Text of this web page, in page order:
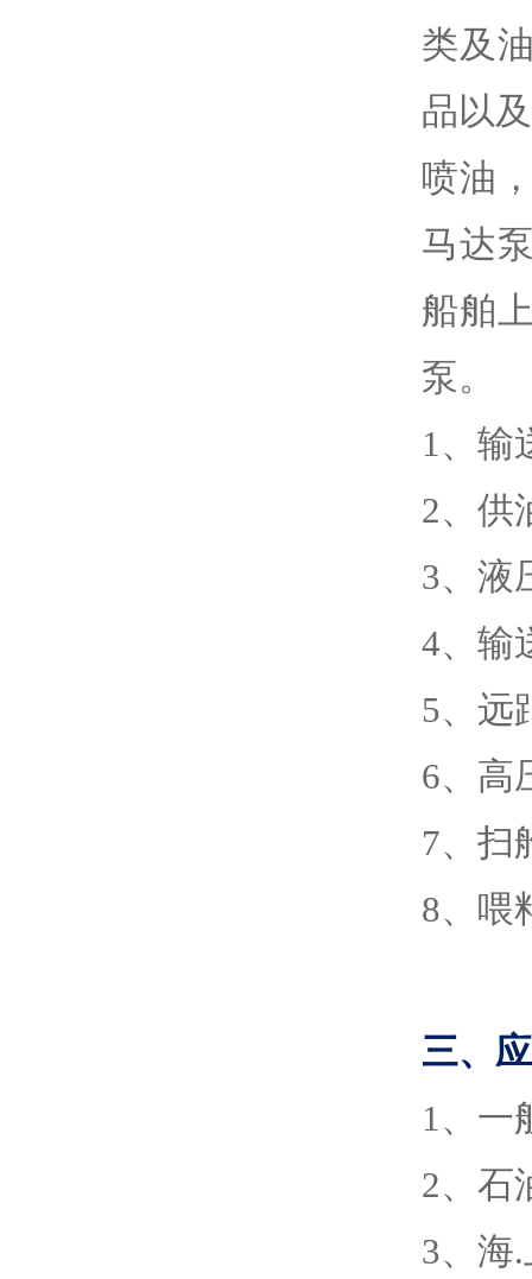
类及
品以
喷油
马达
船舶
泵。
1、输
2、供
3、液
4、输
5、远
6、高
7、扫
8、喂
三、
1、一
2、石
3、海